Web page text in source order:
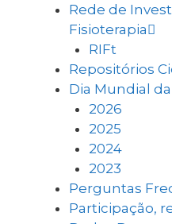
Rede de
Fisioterapia
RIFt
Repositórios
Dia Mundial
2026
2025
2024
2023
Perguntas
Participação,